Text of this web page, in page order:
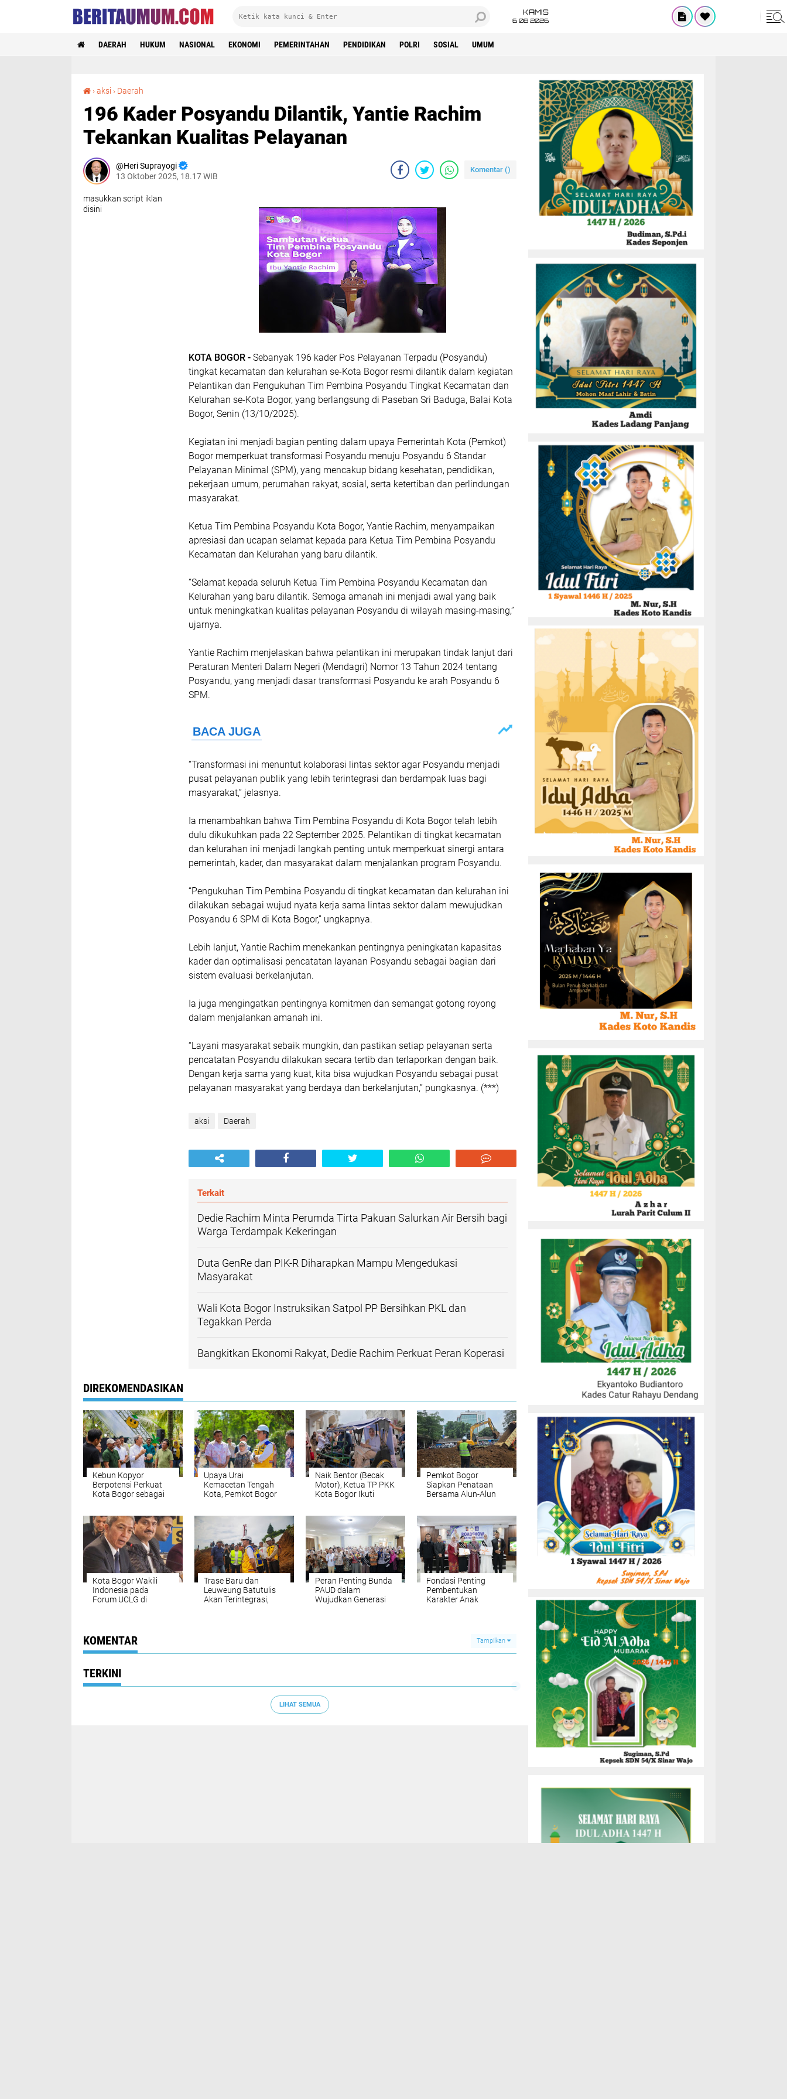
KAMIS
6 08 2026
DAERAH HUKUM NASIONAL EKONOMI PEMERINTAHAN PENDIDIKAN POLRI SOSIAL UMUM
›aksi › Daerah
196 Kader Posyandu Dilantik, Yantie Rachim
Tekankan Kualitas Pelayanan
Heri Suprayogi
13 Oktober 2025, 18.17 WIB
Komentar ()
masukkan script iklan
disini
KOTA BOGOR - Sebanyak 196 kader Pos Pelayanan Terpadu (Posyandu)
tingkat kecamatan dan kelurahan se-Kota Bogor resmi dilantik dalam kegiatan
Pelantikan dan Pengukuhan Tim Pembina Posyandu Tingkat Kecamatan dan
Kelurahan se-Kota Bogor, yang berlangsung di Paseban Sri Baduga, Balai Kota
Bogor, Senin (13/10/2025).
Kegiatan ini menjadi bagian penting dalam upaya Pemerintah Kota (Pemkot)
Bogor memperkuat transformasi Posyandu menuju Posyandu 6 Standar
Pelayanan Minimal (SPM), yang mencakup bidang kesehatan, pendidikan,
pekerjaan umum, perumahan rakyat, sosial, serta ketertiban dan perlindungan
masyarakat.
Ketua Tim Pembina Posyandu Kota Bogor, Yantie Rachim, menyampaikan
apresiasi dan ucapan selamat kepada para Ketua Tim Pembina Posyandu
Kecamatan dan Kelurahan yang baru dilantik.
“Selamat kepada seluruh Ketua Tim Pembina Posyandu Kecamatan dan
Kelurahan yang baru dilantik. Semoga amanah ini menjadi awal yang baik
untuk meningkatkan kualitas pelayanan Posyandu di wilayah masing-masing,”
ujarnya.
Yantie Rachim menjelaskan bahwa pelantikan ini merupakan tindak lanjut dari
Peraturan Menteri Dalam Negeri (Mendagri) Nomor 13 Tahun 2024 tentang
Posyandu, yang menjadi dasar transformasi Posyandu ke arah Posyandu 6
SPM.
“Transformasi ini menuntut kolaborasi lintas sektor agar Posyandu menjadi
pusat pelayanan publik yang lebih terintegrasi dan berdampak luas bagi
masyarakat,” jelasnya.
Ia menambahkan bahwa Tim Pembina Posyandu di Kota Bogor telah lebih
dulu dikukuhkan pada 22 September 2025. Pelantikan di tingkat kecamatan
dan kelurahan ini menjadi langkah penting untuk memperkuat sinergi antara
pemerintah, kader, dan masyarakat dalam menjalankan program Posyandu.
“Pengukuhan Tim Pembina Posyandu di tingkat kecamatan dan kelurahan ini
dilakukan sebagai wujud nyata kerja sama lintas sektor dalam mewujudkan
Posyandu 6 SPM di Kota Bogor,” ungkapnya.
Lebih lanjut, Yantie Rachim menekankan pentingnya peningkatan kapasitas
kader dan optimalisasi pencatatan layanan Posyandu sebagai bagian dari
sistem evaluasi berkelanjutan.
Ia juga mengingatkan pentingnya komitmen dan semangat gotong royong
dalam menjalankan amanah ini.
“Layani masyarakat sebaik mungkin, dan pastikan setiap pelayanan serta
pencatatan Posyandu dilakukan secara tertib dan terlaporkan dengan baik.
Dengan kerja sama yang kuat, kita bisa wujudkan Posyandu sebagai pusat
pelayanan masyarakat yang berdaya dan berkelanjutan,” pungkasnya. (***)
aksi Daerah
Terkait
Dedie Rachim Minta Perumda Tirta Pakuan Salurkan Air Bersih bagi
Warga Terdampak Kekeringan
Duta GenRe dan PIK-R Diharapkan Mampu Mengedukasi
Masyarakat
Wali Kota Bogor Instruksikan Satpol PP Bersihkan PKL dan
Tegakkan Perda
Bangkitkan Ekonomi Rakyat, Dedie Rachim Perkuat Peran Koperasi
DIREKOMENDASIKAN
Kebun Kopyor
Berpotensi Perkuat
Kota Bogor sebagai
Upaya Urai
Kemacetan Tengah
Kota, Pemkot Bogor
Naik Bentor (Becak
Motor), Ketua TP PKK
Kota Bogor Ikuti
Pemkot Bogor
Siapkan Penataan
Bersama Alun-Alun
Kota Bogor Wakili
Indonesia pada
Forum UCLG di
Trase Baru dan
Leuweung Batutulis
Akan Terintegrasi,
Peran Penting Bunda
PAUD dalam
Wujudkan Generasi
Fondasi Penting
Pembentukan
Karakter Anak
KOMENTAR Tampilkan
TERKINI
LIHAT SEMUA